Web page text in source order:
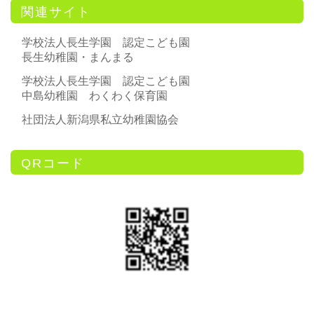
関連サイト
学校法人長生学園 認定こども園
長生幼稚園・まんまる
学校法人長生学園 認定こども園
中島幼稚園 わくわく保育園
社団法人新潟県私立幼稚園協会
QRコード